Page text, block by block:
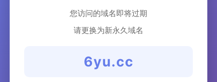
您访问的域名即将过期
请更换为新永久域名
6yu.cc